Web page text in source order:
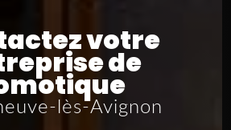
votre
de
lès-Avignon